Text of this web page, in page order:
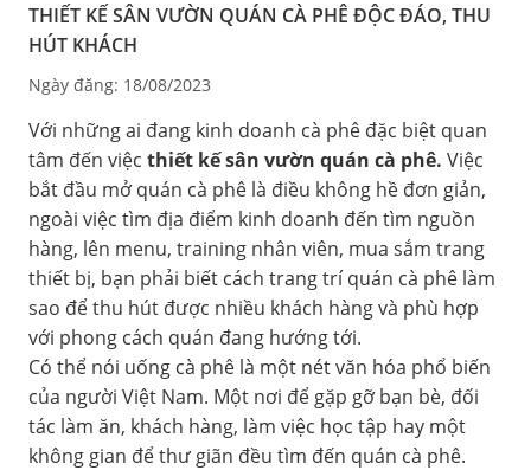
THIẾT KẾ SÂN VƯỜN QUÁN CÀ PHÊ ĐỘC ĐÁO, THU
HÚT KHÁCH
Ngày đăng: 18/08/2023
Với những ai đang kinh doanh cà phê đặc biệt quan
tâm đến việc thiết kế sân vườn quán cà phê. Việc
bắt đầu mở quán cà phê là điều không hề đơn giản,
ngoài việc tìm địa điểm kinh doanh đến tìm nguồn
hàng, lên menu, training nhân viên, mua sắm trang
thiết bị, bạn phải biết cách trang trí quán cà phê làm
sao để thu hút được nhiều khách hàng và phù hợp
với phong cách quán đang hướng tới.
Có thể nói uống cà phê là một nét văn hóa phổ biến
của người Việt Nam. Một nơi để gặp gỡ bạn bè, đối
tác làm ăn, khách hàng, làm việc học tập hay một
không gian để thư giãn đều tìm đến quán cà phê.